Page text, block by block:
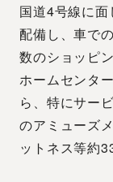
国道4号線に
配備し、車で
数のショッピ
ホームセンタ
ら、特にサー
のアミューズ
ットネス等約